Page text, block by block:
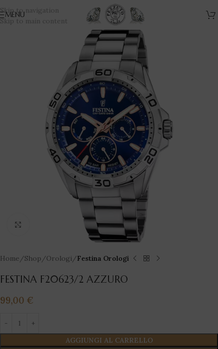
Skip to navigation
Skip to main content
MENU
Home Shop Orologi Festina Orologi
FESTINA F20623/2 AZZURO
99,00 €
AGGIUNGI AL CARRELLO